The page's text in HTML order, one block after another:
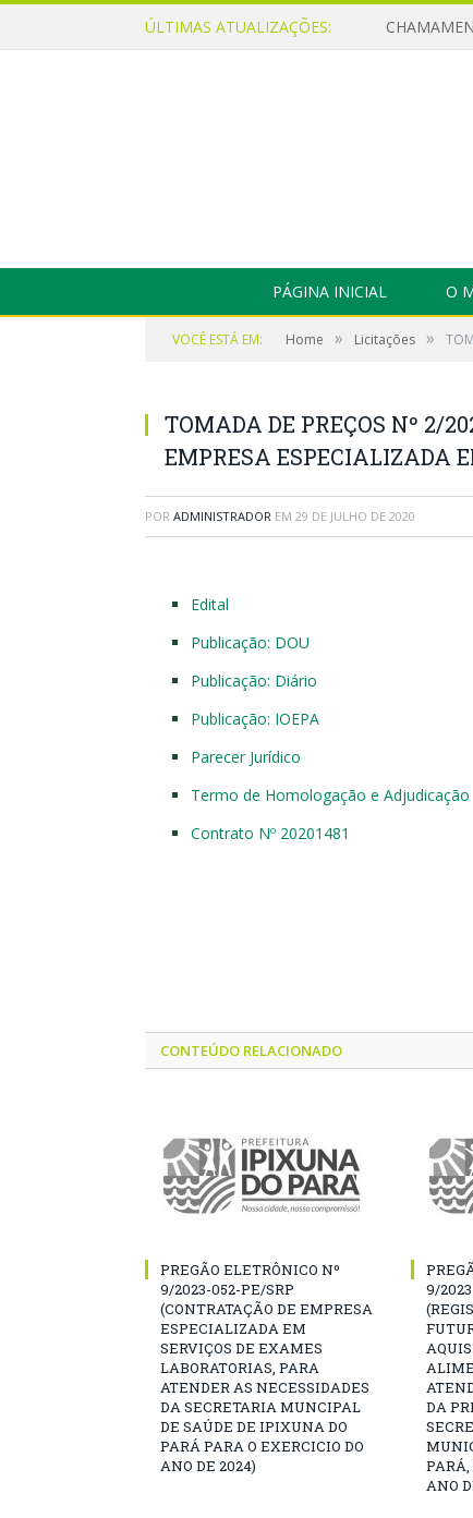
ÚLTIMAS ATUALIZAÇÕES:
PÁGINA INICIAL O
VOCÊ ESTÁ EM: Home » Licitações »
TOMADA DE PREÇOS Nº 2/
EMPRESA ESPECIALIZADA
POR ADMINISTRADOR EM 29 DE JULHO DE 2020
Edital
Publicação: DOU
Publicação: Diário
Publicação: IOEPA
Parecer Jurídico
Termo de Homologação e Adjudicação
Contrato Nº 20201481
CONTEÚDO RELACIONADO
PREGÃO ELETRÔNICO Nº
9/2023-052-PE/SRP
(CONTRATAÇÃO DE EMPRESA
ESPECIALIZADA EM
SERVIÇOS DE EXAMES
LABORATORIAS, PARA
ATENDER AS NECESSIDADES
DA SECRETARIA MUNCIPAL
DE SAÚDE DE IPIXUNA DO
PARÁ PARA O EXERCICIO DO
ANO DE 2024)
9/
DA
PARÁ,
ANO